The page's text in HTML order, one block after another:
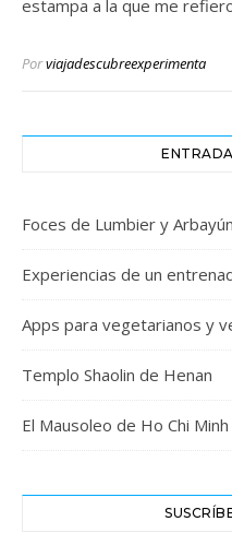
estampa a la que me
Porviajadescubreexperimenta
Foces de Lumbier y
Experiencias de un
Apps para vegetarianos y
Templo Shaolin de Henan
El Mausoleo de Ho Chi